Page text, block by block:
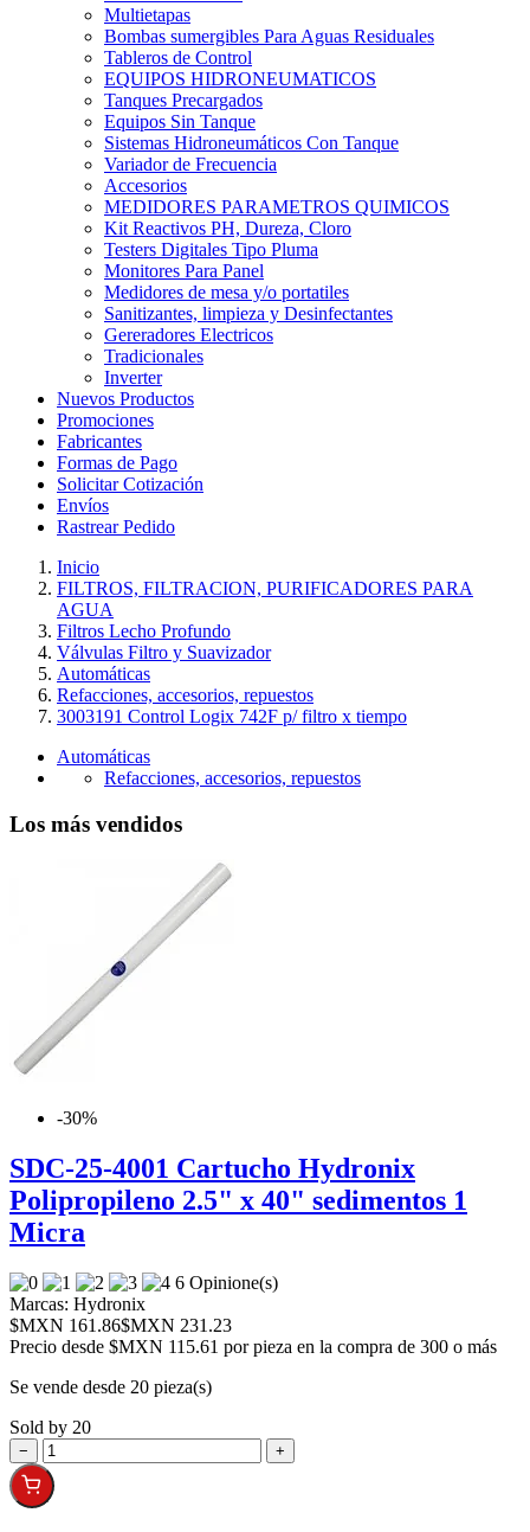
Multietapas
Bombas sumergibles Para Aguas Residuales
Tableros de Control
EQUIPOS HIDRONEUMATICOS
Tanques Precargados
Equipos Sin Tanque
Sistemas Hidroneumáticos Con Tanque
Variador de Frecuencia
Accesorios
MEDIDORES PARAMETROS QUIMICOS
Kit Reactivos PH, Dureza, Cloro
Testers Digitales Tipo Pluma
Monitores Para Panel
Medidores de mesa y/o portatiles
Sanitizantes, limpieza y Desinfectantes
Gereradores Electricos
Tradicionales
Inverter
Nuevos Productos
Promociones
Fabricantes
Formas de Pago
Solicitar Cotización
Envíos
Rastrear Pedido
Inicio
FILTROS, FILTRACION, PURIFICADORES PARA
AGUA
Filtros Lecho Profundo
Válvulas Filtro y Suavizador
Automáticas
Refacciones, accesorios, repuestos
3003191 Control Logix 742F p/ filtro x tiempo
Automáticas
Refacciones, accesorios, repuestos
Los más vendidos
-30%
SDC-25-4001 Cartucho Hydronix
Polipropileno 2.5" x 40" sedimentos 1
Micra
6 Opinione(s)
Marcas: Hydronix
$MXN 161.86$MXN 231.23
Precio desde $MXN 115.61 por pieza en la compra de 300 o más
Se vende desde 20 pieza(s)
Sold by 20
− +